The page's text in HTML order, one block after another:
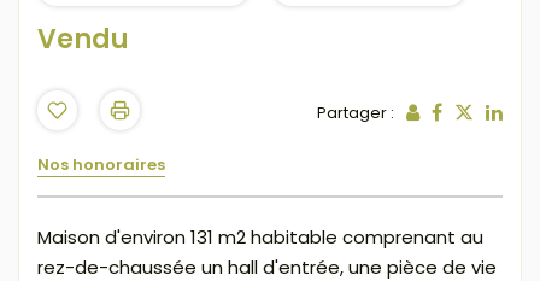
Vendu
Partager :
Nos honoraires
Maison d'environ 131 m2 habitable comprenant au
rez-de-chaussée un hall d'entrée, une pièce de vie